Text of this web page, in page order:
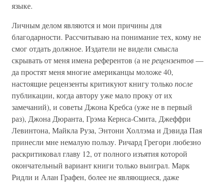
языке.
Личным делом являются и мои причины для
благодарности. Рассчитываю на понимание тех, кому не
смог отдать должное. Издатели не видели смысла
скрывать от меня имена референтов (а нерецензентов—
да простят меня многие американцы моложе 40,
настоящие рецензенты критикуют книгу толькопосле
публикации, когда автору уже мало проку от их
замечаний), и советы Джона Кребса (уже не в первый
раз), Джона Дюранта, Грэма Кернса-Смита, Джеффри
Левинтона, Майкла Руза, Энтони Холлэма и Дэвида Пая
принесли мне немалую пользу. Ричард Грегори любезно
раскритиковал главу 12, от полного изъятия которой
окончательный вариант книги только выиграл. Марк
Ридли и Алан Графен, более не являющиеся, даже